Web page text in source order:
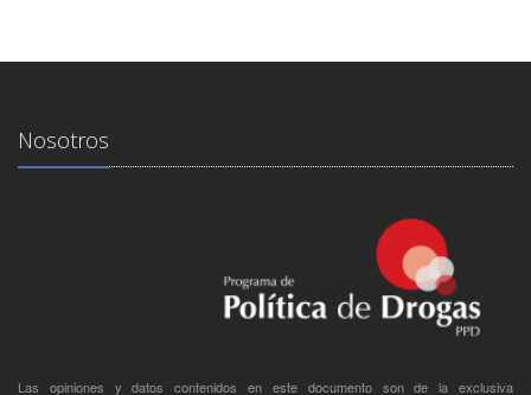
Nosotros
Las opiniones y datos contenidos en este documento son de la exclusiva